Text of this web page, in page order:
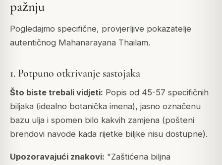
pažnju
Pogledajmo specifične, provjerljive pokazatelje
autentičnog Mahanarayana Thailam.
1. Potpuno otkrivanje sastojaka
Što biste trebali vidjeti: Popis od 45-57 specifičnih
biljaka (idealno botanička imena), jasno označenu
bazu ulja i spomen bilo kakvih zamjena (pošteni
brendovi navode kada rijetke biljke nisu dostupne).
Upozoravajući znakovi: "Zaštićena biljna